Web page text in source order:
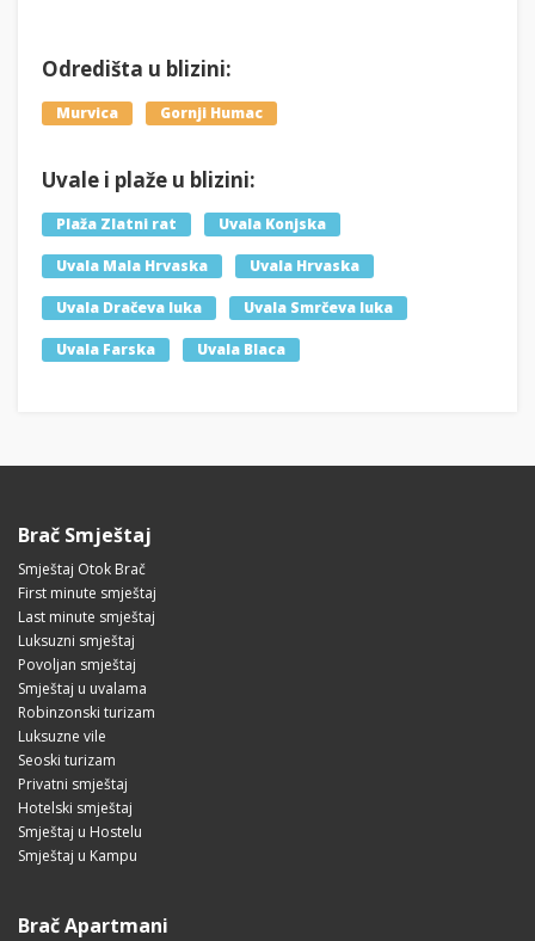
Odredišta u blizini:
Murvica Gornji Humac
Uvale i plaže u blizini:
Plaža Zlatni rat Uvala Konjska
Uvala Mala Hrvaska Uvala Hrvaska
Uvala Dračeva luka Uvala Smrčeva luka
Uvala Farska Uvala Blaca
Brač Smještaj
Smještaj Otok Brač
First minute smještaj
Last minute smještaj
Luksuzni smještaj
Povoljan smještaj
Smještaj u uvalama
Robinzonski turizam
Luksuzne vile
Seoski turizam
Privatni smještaj
Hotelski smještaj
Smještaj u Hostelu
Smještaj u Kampu
Brač Apartmani